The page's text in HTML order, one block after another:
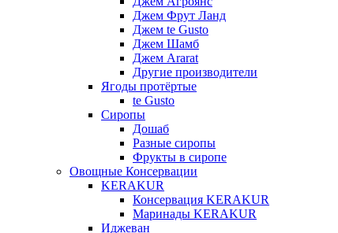
Джем Фрут Ланд
Джем te Gusto
Джем Шамб
Джем Ararat
Другие производители
Ягоды протёртые
te Gusto
Сиропы
Дошаб
Разные сиропы
Фрукты в сиропе
Овощные Консервации
KERAKUR
Консервация KERAKUR
Маринады KERAKUR
Иджеван